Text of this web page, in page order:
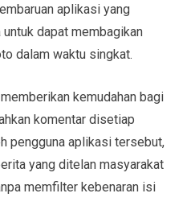
aplikasi yang
dapat membagikan
dalam waktu singkat.
kemudahan bagi
komentar disetiap
pengguna aplikasi tersebut,
yang ditelan masyarakat
memfilter kebenaran isi